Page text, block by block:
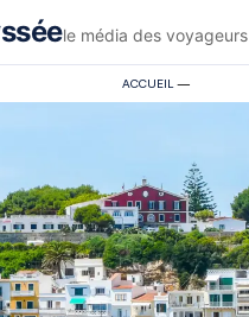
le média des voyageurs
ACCUEIL —